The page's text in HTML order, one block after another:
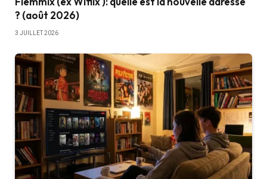
? (août 2026)
3 JUILLET 2026